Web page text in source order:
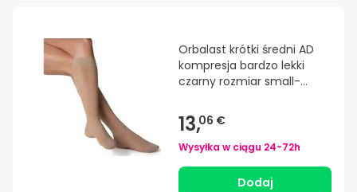
Orbalast krótki średni AD
kompresja bardzo lekki
czarny rozmiar small-
13,06 €
Wysyłka w ciągu 24-72h
Dodaj